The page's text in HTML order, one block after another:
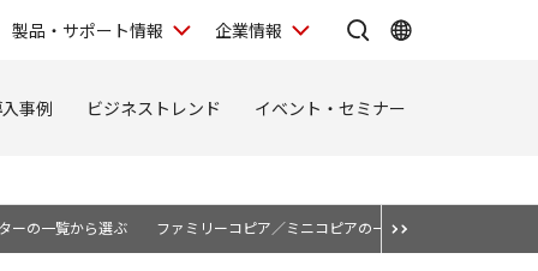
製品・サポート情報 企業情報
事例 ビジネストレンド イベント・セミナー
ーの一覧から選ぶ ファミリーコピア／ミニコピアの一覧から選ぶ